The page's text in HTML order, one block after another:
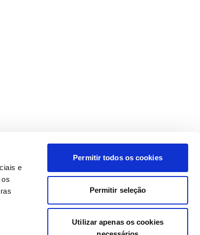
e
Permitir todos os cookies
Permitir seleção
Utilizar apenas os cookies